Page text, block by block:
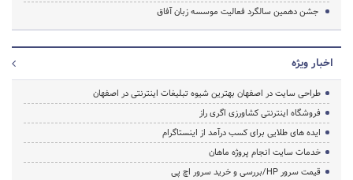
جشن دهمین سالگرد فعالیت موسسه زبان آفاق
اخبار ویژه
طراحی سایت در اصفهان بهترین شیوه تبلیغات اینترنتی در اصفهان
فروشگاه اینترنتی کشاورزی اگری راز
ایده های طلایی برای کسب درآمد از اینستاگرام
خدمات سایت انجام پروژه ماهان
قیمت سرور HP/بررسی و خرید سرور اچ پی